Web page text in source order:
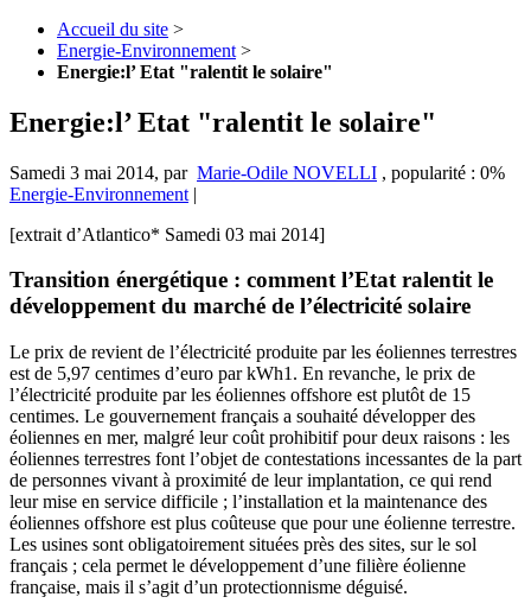
Accueil du site >
Energie-Environnement >
Energie:l’ Etat "ralentit le solaire"
Energie:l’ Etat "ralentit le solaire"
Samedi 3 mai 2014, par Marie-Odile NOVELLI , popularité : 0%
Energie-Environnement |
[extrait d’Atlantico* Samedi 03 mai 2014]
Transition énergétique : comment l’Etat ralentit le
développement du marché de l’électricité solaire
Le prix de revient de l’électricité produite par les éoliennes terrestres
est de 5,97 centimes d’euro par kWh1. En revanche, le prix de
l’électricité produite par les éoliennes offshore est plutôt de 15
centimes. Le gouvernement français a souhaité développer des
éoliennes en mer, malgré leur coût prohibitif pour deux raisons : les
éoliennes terrestres font l’objet de contestations incessantes de la part
de personnes vivant à proximité de leur implantation, ce qui rend
leur mise en service difficile ; l’installation et la maintenance des
éoliennes offshore est plus coûteuse que pour une éolienne terrestre.
Les usines sont obligatoirement situées près des sites, sur le sol
français ; cela permet le développement d’une filière éolienne
française, mais il s’agit d’un protectionnisme déguisé.